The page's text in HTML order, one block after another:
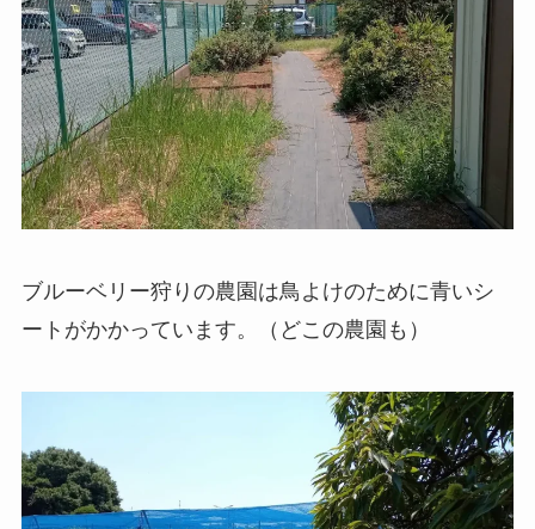
ブルーベリー狩りの農園は鳥よけのために青いシ
ートがかかっています。（どこの農園も）